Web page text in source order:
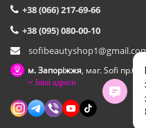
+38 (066) 217-69-66
+38 (095) 080-00-10
м. Запоріжжя, маг. Sofi
Інші адреси